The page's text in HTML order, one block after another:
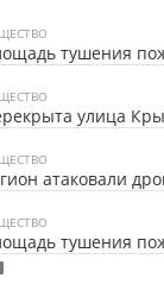
тушения
улица
атаковали
тушения